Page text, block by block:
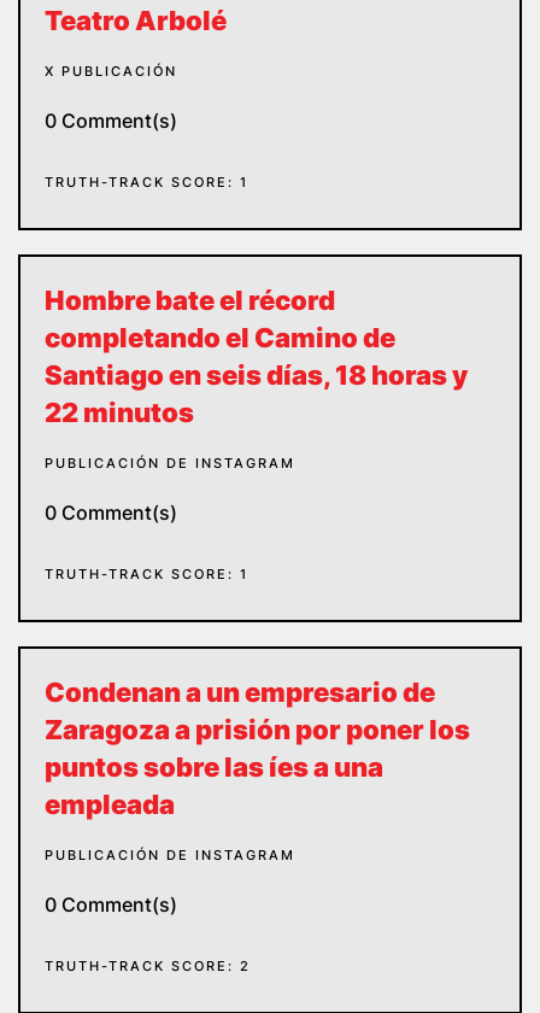
Teatro Arbolé
X PUBLICACIÓN
0 Comment(s)
TRUTH-TRACK SCORE: 1
Hombre bate el récord
completando el Camino de
Santiago en seis días, 18 horas y
22 minutos
PUBLICACIÓN DE INSTAGRAM
0 Comment(s)
TRUTH-TRACK SCORE: 1
Condenan a un empresario de
Zaragoza a prisión por poner los
puntos sobre las íes a una
empleada
PUBLICACIÓN DE INSTAGRAM
0 Comment(s)
TRUTH-TRACK SCORE: 2